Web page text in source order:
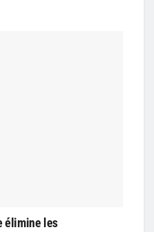
élimine les